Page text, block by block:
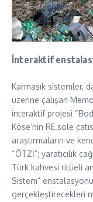
İnteraktif
Karmaşık sistemler,
üzerine çalışan
interaktif projesi
Köse’nin RE.sole
araştırmaların ve
“ÖTZİ”; yaratıcılık
Türk kahvesi ritüeli
Sistem”
gerçekleştirecekleri